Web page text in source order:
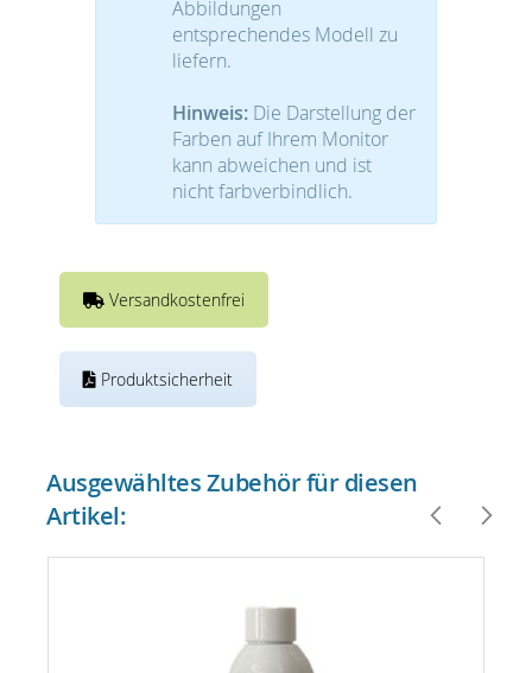
Abbildungen
entsprechendes Modell zu
liefern.
Hinweis: Die Darstellung der
Farben auf Ihrem Monitor
kann abweichen und ist
nicht farbverbindlich.
Versandkostenfrei
Produktsicherheit
Ausgewähltes Zubehör für diesen
Artikel: